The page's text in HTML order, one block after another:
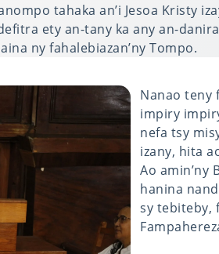
tahaka an’i Jesoa Kristy
ety an-tany ka any an-
ny fahalebiazan’ny Tompo.
Nanao teny
impiry
nefa tsy
izany, hita
Ao amin’ny
hanina
sy tebiteby,